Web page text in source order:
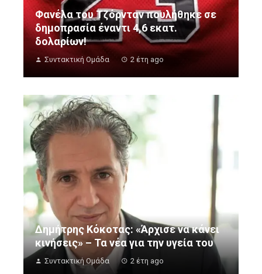
Φανέλα του Τζόρνταν πουλήθηκε σε
δημοπρασία έναντι 4,6 εκατ.
δολαρίων!
Συντακτική Ομάδα 2 έτη ago
Δημήτρης Κόκοτας: «Άρχισε να κάνει
κινήσεις» – Τα νέα για την υγεία του
Συντακτική Ομάδα 2 έτη ago